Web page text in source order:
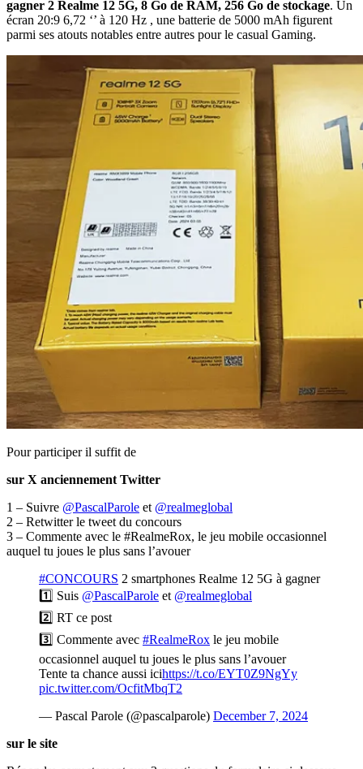
gagner 2 Realme 12 5G, 8 Go de RAM, 256 Go de stockage. Un
écran 20:9 6,72 ‘’ à 120 Hz , une batterie de 5000 mAh figurent
parmi ses atouts notables entre autres pour le casual Gaming.
Pour participer il suffit de
sur X anciennement Twitter
1 – Suivre @PascalParole et @realmeglobal
2 – Retwitter le tweet du concours
3 – Commente avec le #RealmeRox, le jeu mobile occasionnel
auquel tu joues le plus sans l’avouer
#CONCOURS 2 smartphones Realme 12 5G à gagner
1️⃣ Suis @PascalParole et @realmeglobal
2️⃣ RT ce post
3️⃣ Commente avec #RealmeRox le jeu mobile
occasionnel auquel tu joues le plus sans l’avouer
Tente ta chance aussi icihttps://t.co/EYT0Z9NgYy
pic.twitter.com/OcfitMbqT2
— Pascal Parole (@pascalparole) December 7, 2024
sur le site